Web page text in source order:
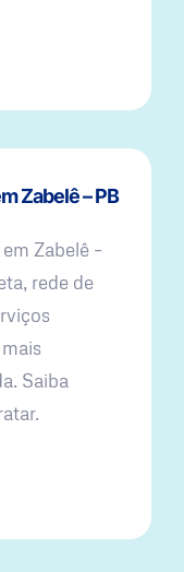
Zabelê – PB
Zabelê –
rede de
Saiba